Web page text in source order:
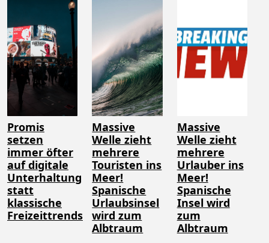
Promis
setzen
immer öfter
auf digitale
Unterhaltung
statt
klassische
Freizeittrends
Massive
Welle zieht
mehrere
Touristen ins
Meer!
Spanische
Urlaubsinsel
wird zum
Albtraum
Massive
Welle zieht
mehrere
Urlauber ins
Meer!
Spanische
Insel wird
zum
Albtraum